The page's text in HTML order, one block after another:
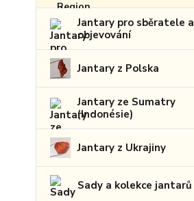
Jantary pro sběratele a
objevování
Jantary z Polska
Jantary ze Sumatry
(Indonésie)
Jantary z Ukrajiny
Sady a kolekce jantarů